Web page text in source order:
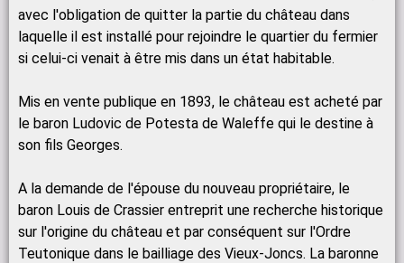
avec l'obligation de quitter la partie du château dans
laquelle il est installé pour rejoindre le quartier du fermier
si celui-ci venait à être mis dans un état habitable.
Mis en vente publique en 1893, le château est acheté par
le baron Ludovic de Potesta de Waleffe qui le destine à
son fils Georges.
A la demande de l'épouse du nouveau propriétaire, le
baron Louis de Crassier entreprit une recherche historique
sur l'origine du château et par conséquent sur l'Ordre
Teutonique dans le bailliage des Vieux-Joncs. La baronne